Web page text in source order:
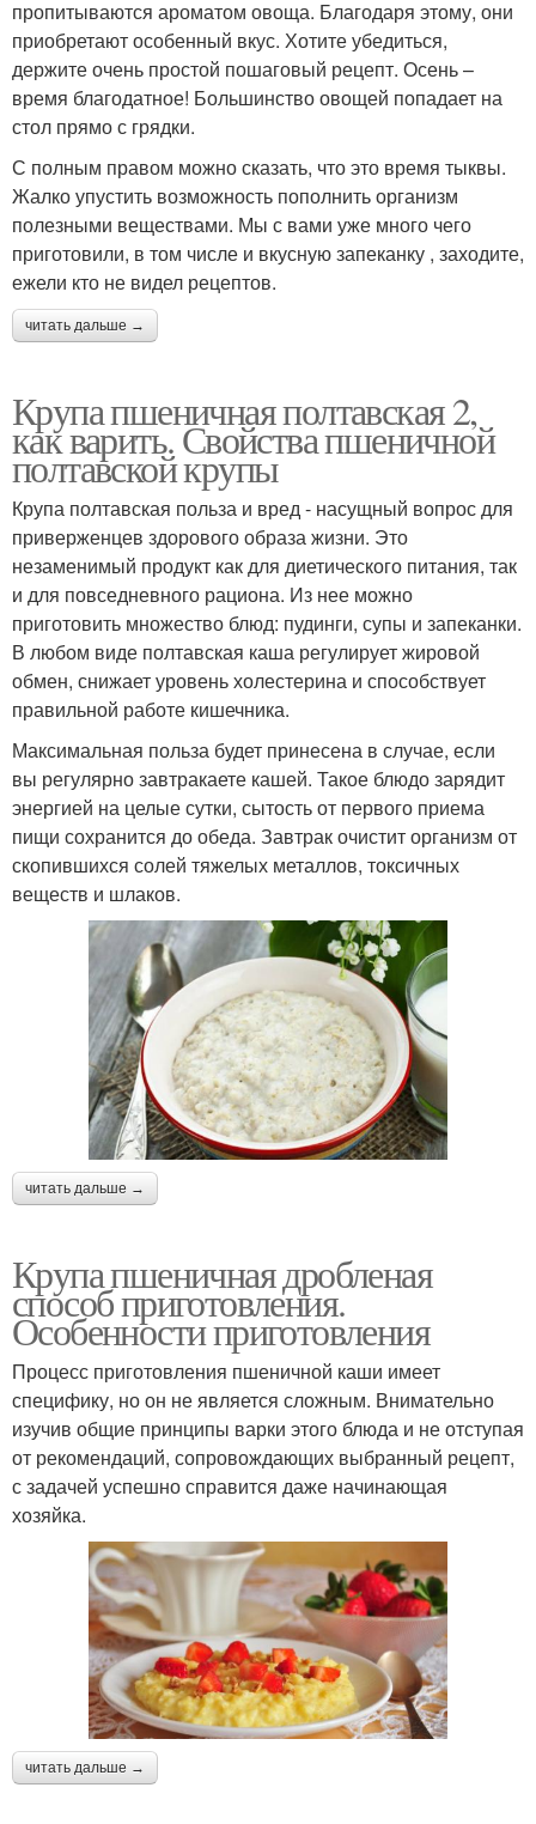
пропитываются ароматом овоща. Благодаря этому, они
приобретают особенный вкус. Хотите убедиться,
держите очень простой пошаговый рецепт. Осень –
время благодатное! Большинство овощей попадает на
стол прямо с грядки.
С полным правом можно сказать, что это время тыквы.
Жалко упустить возможность пополнить организм
полезными веществами. Мы с вами уже много чего
приготовили, в том числе и вкусную запеканку , заходите,
ежели кто не видел рецептов.
читать дальше →
Крупа пшеничная полтавская 2,
как варить. Свойства пшеничной
полтавской крупы
Крупа полтавская польза и вред - насущный вопрос для
приверженцев здорового образа жизни. Это
незаменимый продукт как для диетического питания, так
и для повседневного рациона. Из нее можно
приготовить множество блюд: пудинги, супы и запеканки.
В любом виде полтавская каша регулирует жировой
обмен, снижает уровень холестерина и способствует
правильной работе кишечника.
Максимальная польза будет принесена в случае, если
вы регулярно завтракаете кашей. Такое блюдо зарядит
энергией на целые сутки, сытость от первого приема
пищи сохранится до обеда. Завтрак очистит организм от
скопившихся солей тяжелых металлов, токсичных
веществ и шлаков.
читать дальше →
Крупа пшеничная дробленая
способ приготовления.
Особенности приготовления
Процесс приготовления пшеничной каши имеет
специфику, но он не является сложным. Внимательно
изучив общие принципы варки этого блюда и не отступая
от рекомендаций, сопровождающих выбранный рецепт,
с задачей успешно справится даже начинающая
хозяйка.
читать дальше →